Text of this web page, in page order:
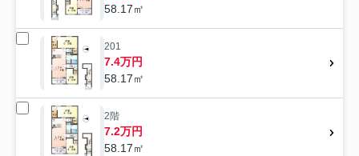
58.17㎡
201
7.4万円
58.17㎡
2階
7.2万円
58.17㎡